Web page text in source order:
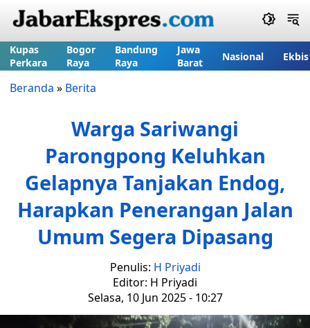
Kupas
Perkara
Bogor
Raya
Bandung
Raya
Jawa
Barat
Nasional Ekbis
Beranda » Berita
Warga Sariwangi
Parongpong Keluhkan
Gelapnya Tanjakan Endog,
Harapkan Penerangan Jalan
Umum Segera Dipasang
Penulis: H Priyadi
Editor: H Priyadi
Selasa, 10 Jun 2025 - 10:27